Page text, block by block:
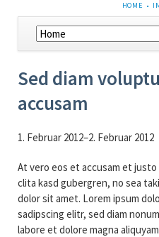
HOME
Navigation
überspringen
Sed diam
accusam
1. Februar 2012–2. Februar 2012
At vero eos et accusam et
clita kasd gubergren, no sea
dolor sit amet. Lorem ipsum
sadipscing elitr, sed diam
labore et dolore magna